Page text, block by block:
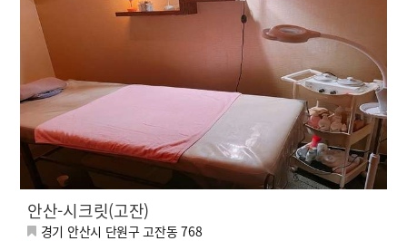
안산-시크릿(고잔)
경기 안산시 단원구 고잔동 768